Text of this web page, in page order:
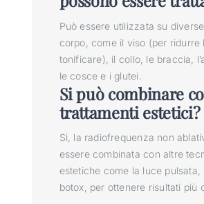
Può essere utilizzata su
corpo, come il viso (per ridurre
tonificare), il collo, le braccia,
le cosce e i glutei.
Si può combinare
trattamenti estetici?
Sì, la radiofrequenza non
essere combinata con altre
estetiche come la luce pulsata,
botox, per ottenere risultati più